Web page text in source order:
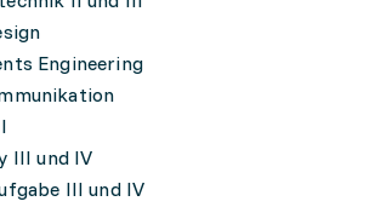
Engineering
III und IV
III und IV